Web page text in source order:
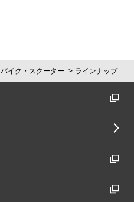
バイク・スクーター ラインナップ